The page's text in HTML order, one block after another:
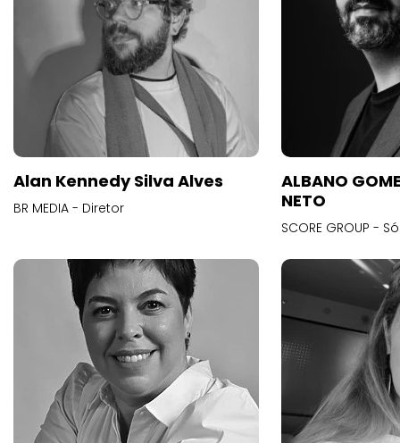
Alan Kennedy Silva Alves
BR MEDIA - Diretor
ALBANO
NETO
SCORE GROUP -